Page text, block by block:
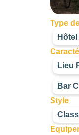
Type
Lieu
Bar
Style